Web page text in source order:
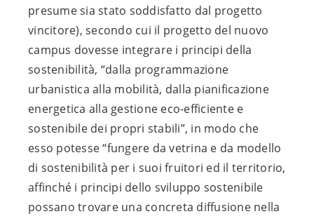
presume sia stato soddisfatto dal progetto
vincitore), secondo cui il progetto del nuovo
campus dovesse integrare i principi della
sostenibilità, “dalla programmazione
urbanistica alla mobilità, dalla pianificazione
energetica alla gestione eco-efficiente e
sostenibile dei propri stabili”, in modo che
esso potesse “fungere da vetrina e da modello
di sostenibilità per i suoi fruitori ed il territorio,
affinché i principi dello sviluppo sostenibile
possano trovare una concreta diffusione nella